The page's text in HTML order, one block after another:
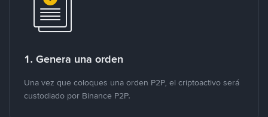
1. Genera una orden
Una vez que coloques una orden P2P, el criptoactivo será
custodiado por Binance P2P.